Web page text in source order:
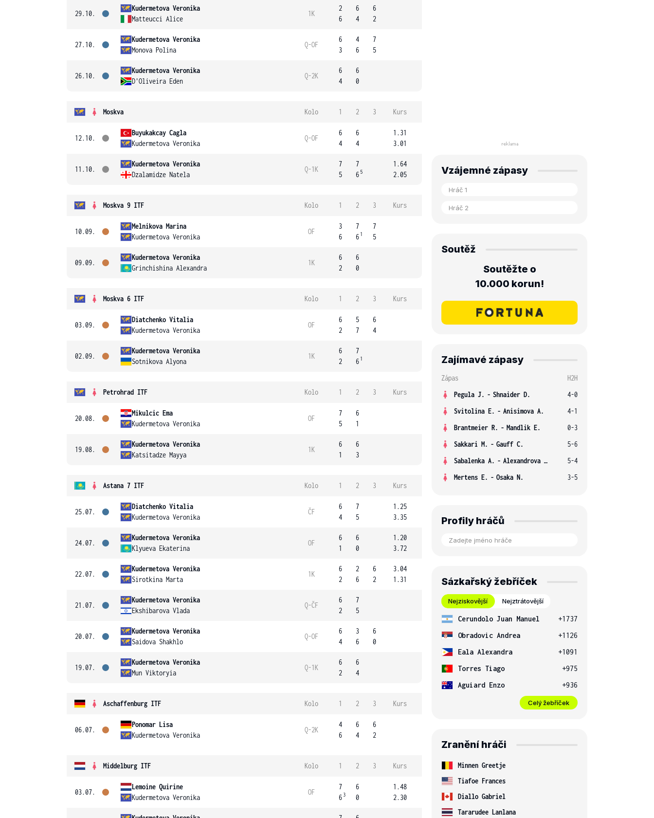
29.10.
Kudermetova Veronika
Matteucci Alice
1K
2
6
6
4
6
2
27.10.
Kudermetova Veronika
Monova Polina
Q-OF
6
3
4
6
7
5
26.10.
Kudermetova Veronika
D'Oliveira Eden
Q-2K
6
4
6
0
Moskva Kolo 1 2 3 Kurs
12.10.
Buyukakcay Cagla
Kudermetova Veronika
Q-OF
6
4
6
4
1.31
3.01
11.10.
Kudermetova Veronika
Dzalamidze Natela
Q-1K
7
5
7
6 5
1.64
2.05
Moskva 9 ITF Kolo 1 2 3 Kurs
10.09.
Melnikova Marina
Kudermetova Veronika
OF
3
6
7
6 1
7
5
09.09.
Kudermetova Veronika
Grinchishina Alexandra
1K
6
2
6
0
Moskva 6 ITF Kolo 1 2 3 Kurs
03.09.
Diatchenko Vitalia
Kudermetova Veronika
OF
6
2
5
7
6
4
02.09.
Kudermetova Veronika
Sotnikova Alyona
1K
6
2
7
6 1
Petrohrad ITF Kolo 1 2 3 Kurs
20.08.
Mikulcic Ema
Kudermetova Veronika
OF
7
5
6
1
19.08.
Kudermetova Veronika
Katsitadze Mayya
1K
6
1
6
3
Astana 7 ITF Kolo 1 2 3 Kurs
25.07.
Diatchenko Vitalia
Kudermetova Veronika
ČF
6
4
7
5
1.25
3.35
24.07.
Kudermetova Veronika
Klyueva Ekaterina
OF
6
1
6
0
1.20
3.72
22.07.
Kudermetova Veronika
Sirotkina Marta
1K
6
2
2
6
6
2
3.04
1.31
21.07.
Kudermetova Veronika
Ekshibarova Vlada
Q-ČF
6
2
7
5
20.07.
Kudermetova Veronika
Saidova Shakhlo
Q-OF
6
4
3
6
6
0
19.07.
Kudermetova Veronika
Mun Viktoryia
Q-1K
6
2
6
4
Aschaffenburg ITF Kolo 1 2 3 Kurs
06.07.
Ponomar Lisa
Kudermetova Veronika
Q-2K
4
6
6
4
6
2
Middelburg ITF Kolo 1 2 3 Kurs
03.07.
Lemoine Quirine
Kudermetova Veronika
OF
7
6 3
6
0
1.48
2.30
Vzájemné zápasy
Soutěž
Soutěžte o
10.000 korun!
Zajímavé zápasy
Zápas
H2H
Pegula J. - Shnaider D.
4-0
Svitolina E. - Anisimova A.
4-1
Brantmeier R. - Mandlik E.
0-3
Sakkari M. - Gauff C.
5-6
Sabalenka A. - Alexandrova E.
5-4
Mertens E. - Osaka N. 3-5
Profily hráčů
Sázkařský žebříček
Nejziskovější Nejztrátovější
Cerundolo Juan Manuel
+1737
Obradovic Andrea
+1126
Eala Alexandra
+1091
Torres Tiago
+975
Aguiard Enzo
+936
Celý žebříček
Zranění hráči
Minnen Greetje
Tiafoe Frances
Diallo Gabriel
Tararudee Lanlana